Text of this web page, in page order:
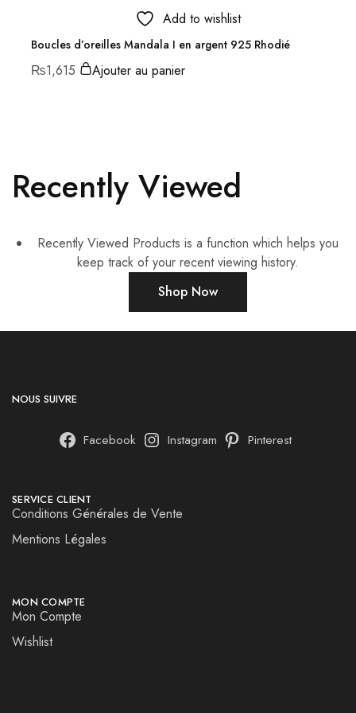
Add to wishlist
Boucles d’oreilles Mandala I en argent 925 Rhodié
₨1,615 Ajouter au panier
Recently Viewed
Recently Viewed Products is a function which helps you
keep track of your recent viewing history.
Shop Now
NOUS SUIVRE
Facebook Instagram Pinterest
SERVICE CLIENT
Conditions Générales de Vente
Mentions Légales
MON COMPTE
Mon Compte
Wishlist